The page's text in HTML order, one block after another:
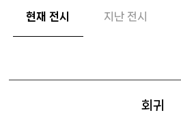
현재 전시 지난 전시
회귀